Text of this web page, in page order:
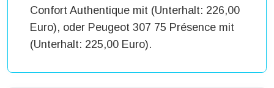
Confort Authentique mit (Unterhalt: 226,00
Euro), oder Peugeot 307 75 Présence mit
(Unterhalt: 225,00 Euro).